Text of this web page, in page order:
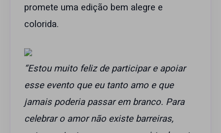
promete uma edição bem alegre e
colorida.
“Estou muito feliz de participar e apoiar
esse evento que eu tanto amo e que
jamais poderia passar em branco. Para
celebrar o amor não existe barreiras,